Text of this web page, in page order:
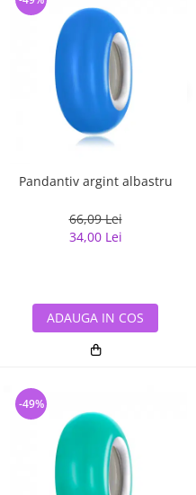
Pandantiv argint albastru
66,09 Lei
34,00 Lei
ADAUGA IN COS
-49%